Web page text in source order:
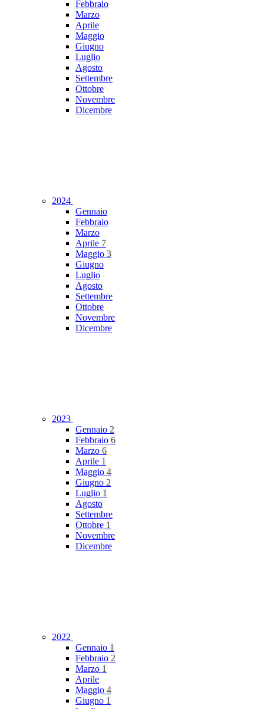
Febbraio
Marzo
Aprile
Maggio
Giugno
Luglio
Agosto
Settembre
Ottobre
Novembre
Dicembre
2024
Gennaio
Febbraio
Marzo
Aprile 7
Maggio 3
Giugno
Luglio
Agosto
Settembre
Ottobre
Novembre
Dicembre
2023
Gennaio 2
Febbraio 6
Marzo 6
Aprile 1
Maggio 4
Giugno 2
Luglio 1
Agosto
Settembre
Ottobre 1
Novembre
Dicembre
2022
Gennaio 1
Febbraio 2
Marzo 1
Aprile
Maggio 4
Giugno 1